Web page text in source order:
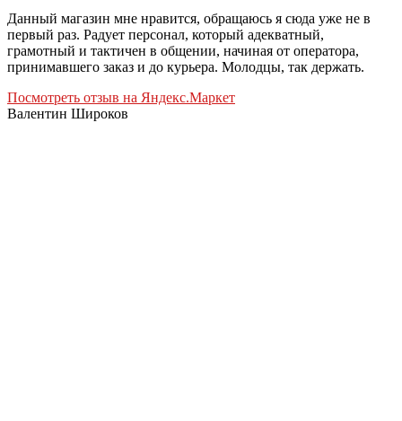
Данный магазин мне нравится, обращаюсь я сюда уже не в
первый раз. Радует персонал, который адекватный,
грамотный и тактичен в общении, начиная от оператора,
принимавшего заказ и до курьера. Молодцы, так держать.
Посмотреть отзыв на Яндекс.Маркет
Валентин Широков